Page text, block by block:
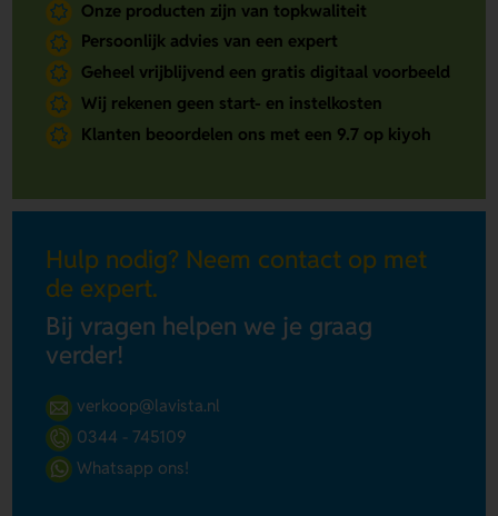
Onze producten zijn van topkwaliteit
Persoonlijk advies van een expert
Geheel vrijblijvend een gratis digitaal voorbeeld
Wij rekenen geen start- en instelkosten
Klanten beoordelen ons met een 9.7 op kiyoh
Hulp nodig? Neem contact op met
de expert.
Bij vragen helpen we je graag
verder!
verkoop@lavista.nl
0344 - 745109
Whatsapp ons!